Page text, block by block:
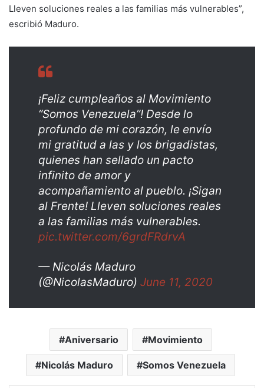
Lleven soluciones reales a las familias más vulnerables”,
escribió Maduro.
¡Feliz cumpleaños al Movimiento
“Somos Venezuela”! Desde lo
profundo de mi corazón, le envío
mi gratitud a las y los brigadistas,
quienes han sellado un pacto
infinito de amor y
acompañamiento al pueblo. ¡Sigan
al Frente! Lleven soluciones reales
a las familias más vulnerables.
pic.twitter.com/6grdFRdrvA
— Nicolás Maduro
(@NicolasMaduro) June 11, 2020
Aniversario Movimiento
Nicolás Maduro Somos Venezuela